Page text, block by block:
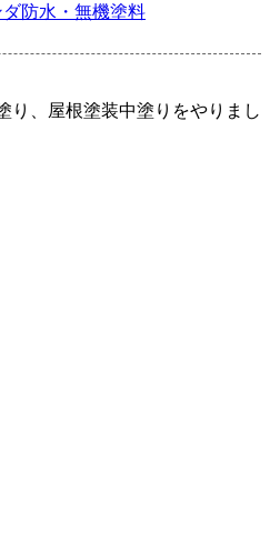
防水・無機塗料
、屋根塗装中塗りをやりまし